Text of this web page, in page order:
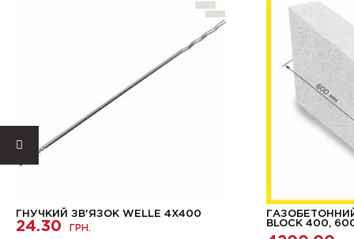
ГНУЧКИЙ ЗВ'ЯЗОК WELLE 4X400
24.30 ГРН.
BLOCK 400,